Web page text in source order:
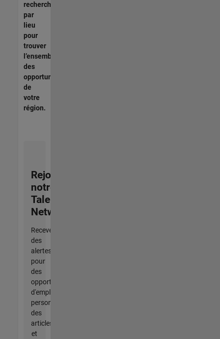
recherche
par
lieu
pour
trouver
l’ensemble
des
opportunités
de
votre
région.
Rejoignez
notre
Talent
Network
Recevez
des
alertes
pour
des
opportunités
d'emploi
personnalisées,
des
articles
et